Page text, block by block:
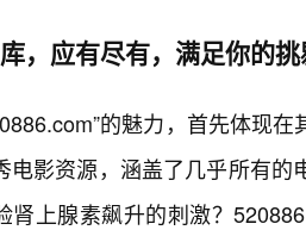
，应有尽有，满足你的
的魅力，首先体现
电影资源，涵盖了几乎所有
肾上腺素飙升的刺激？